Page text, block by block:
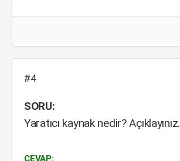
#4
SORU:
Yaratıcı kaynak nedir? Açıklayınız.
CEVAP: